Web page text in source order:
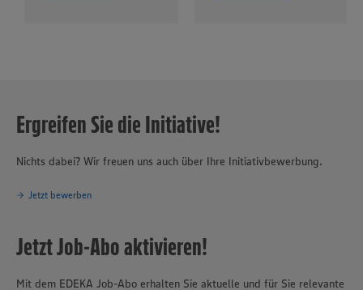
Ergreifen Sie die Initiative!
Nichts dabei? Wir freuen uns auch über Ihre Initiativbewerbung.
Jetzt bewerben
Jetzt Job-Abo aktivieren!
Mit dem EDEKA Job-Abo erhalten Sie aktuelle und für Sie relevante